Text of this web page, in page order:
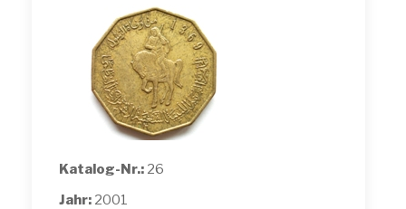
Katalog-Nr.: 26
Jahr: 2001